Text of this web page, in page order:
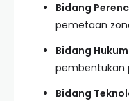
Bidang
pemetaan
Bidang
pembentukan
Bidang